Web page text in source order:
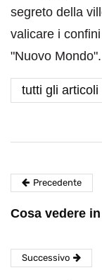
segreto della
valicare i
"Nuovo Mondo".
tutti gli articoli
Precedente
Cosa vedere
Successivo